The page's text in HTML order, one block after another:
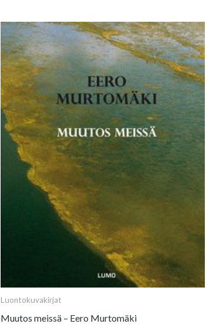
Luontokuvakirjat
Muutos meissä – Eero Murtomäki